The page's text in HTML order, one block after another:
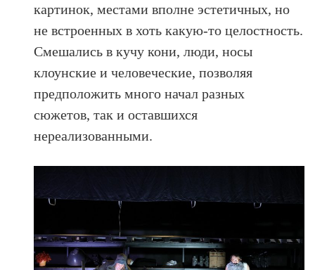
картинок, местами вполне эстетичных, но
не встроенных в хоть какую-то целостность.
Смешались в кучу кони, люди, носы
клоунские и человеческие, позволяя
предположить много начал разных
сюжетов, так и оставшихся
нереализованными.